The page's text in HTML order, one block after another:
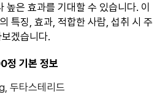
높은 효과를 기대할 수 있습니다. 이
특징, 효과, 적합한 사람, 섭취 시 주
겠습니다.
기본 정보
두타스테리드